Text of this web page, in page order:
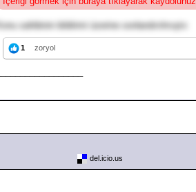
Konu sahibinin bildirimi üzerine sonlandırılmıştır.
1 zoryol
del.icio.us